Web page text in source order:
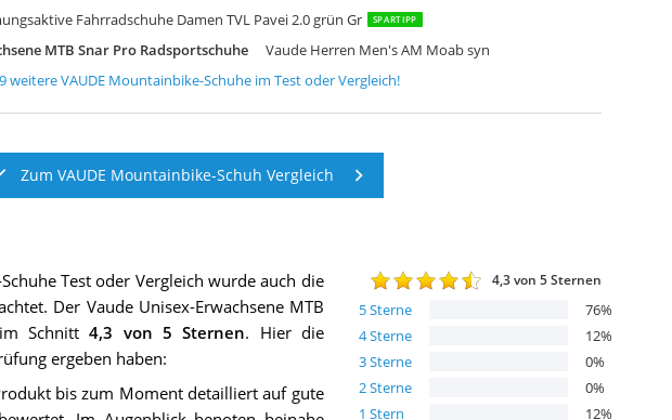
Fahrradschuhe Damen TVL Pavei 2.0 grün Gr SPARTIPP
MTB Snar Pro Radsportschuhe Vaude Herren Men's AM Moab syn
9weitereVAUDE Mountainbike-Schuhe im Test oder Vergleich!
Zum VAUDE Mountainbike-Schuh Vergleich
4,3von 5 Sternen
5Sterne 76%
4Sterne 12%
3Sterne 0%
2Sterne 0%
1 Stern 12%
Test oder Vergleich wurde auch die
Der Vaude Unisex-Erwachsene MTB
Schnitt4,3 von 5 Sternen. Hier die
ergeben haben:
bis zum Moment detailliert auf gute